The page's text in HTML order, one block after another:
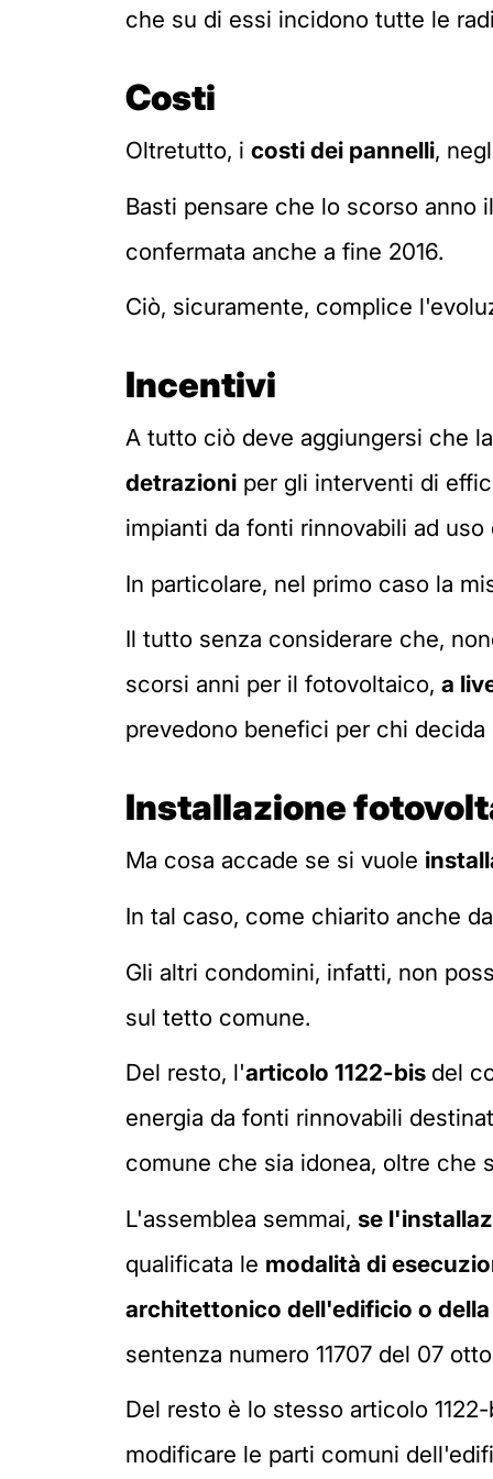
che su di essi incidono tutte le
Costi
Oltretutto, i costi dei pannelli,
Basti pensare che lo scorso anno
confermata anche a fine 2016.
Ciò, sicuramente, complice
Incentivi
A tutto ciò deve aggiungersi che
detrazioni per gli interventi di
impianti da fonti rinnovabili ad
In particolare, nel primo caso la
Il tutto senza considerare che,
scorsi anni per il fotovoltaico, a
prevedono benefici per chi
Installazione
Ma cosa accade se si vuole
In tal caso, come chiarito anche
Gli altri condomini, infatti, non
sul tetto comune.
Del resto, l'articolo 1122-bis del
energia da fonti rinnovabili
comune che sia idonea, oltre che
L'assemblea semmai, se
qualificata le modalità di
architettonico dell'edificio o
sentenza numero 11707 del 07
Del resto è lo stesso articolo
modificare le parti comuni